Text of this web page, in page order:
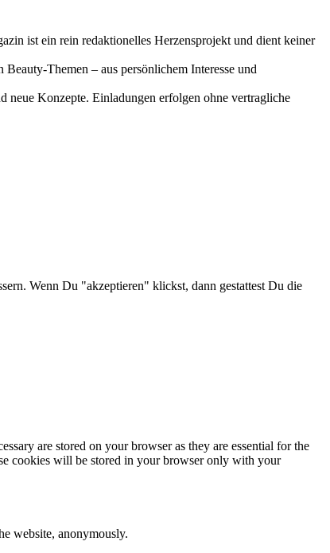
ist ein rein redaktionelles Herzensprojekt und dient keiner
Themen – aus persönlichem Interesse und
neue Konzepte. Einladungen erfolgen ohne vertragliche
Wenn Du "akzeptieren" klickst, dann gestattest Du die
are stored on your browser as they are essential for the
cookies will be stored in your browser only with your
website, anonymously.